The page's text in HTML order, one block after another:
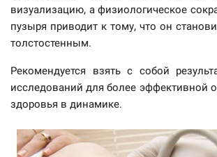
визуализацию, а физиологическое
пузыря приводит к тому, что он
толстостенным.
Рекомендуется взять с собой
исследований для более эффективной
здоровья в динамике.